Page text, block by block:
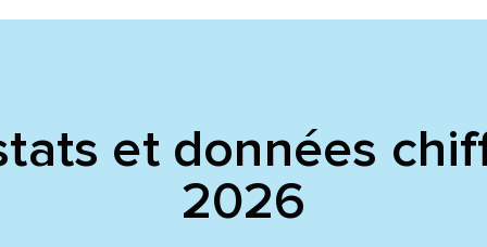
et données
2026